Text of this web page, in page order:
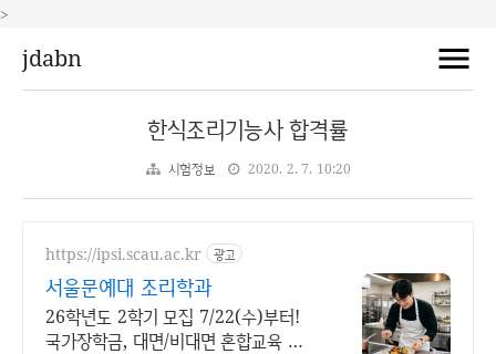
>
jdabn
한식조리기능사 합격률
시험정보 2020. 2. 7. 10:20
https://ipsi.scau.ac.kr 광고
서울문예대 조리학과
26학년도 2학기 모집 7/22(수)부터!
국가장학금, 대면/비대면 혼합교육 각